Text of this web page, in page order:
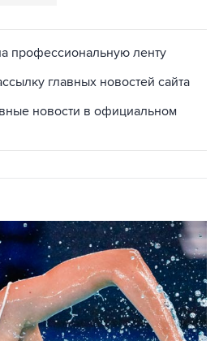
профессиональную ленту
главных новостей сайта
новости в официальном